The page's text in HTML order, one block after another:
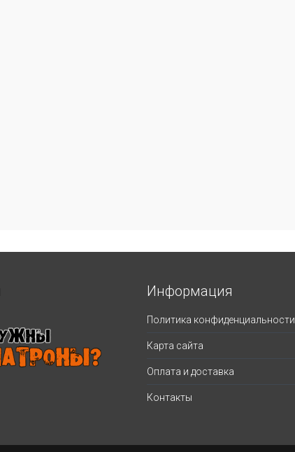
Информация
Политика конфиденциальности
Карта сайта
Оплата и доставка
Контакты